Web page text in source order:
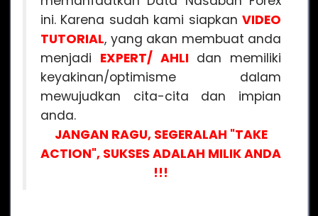
ini. Karena sudah kami siapkan VIDEO
TUTORIAL, yang akan membuat anda
menjadi EXPERT/ AHLI dan memiliki
keyakinan/optimisme dalam
mewujudkan cita-cita dan impian
anda.
JANGAN RAGU, SEGERALAH "TAKE
ACTION", SUKSES ADALAH MILIK ANDA
!!!